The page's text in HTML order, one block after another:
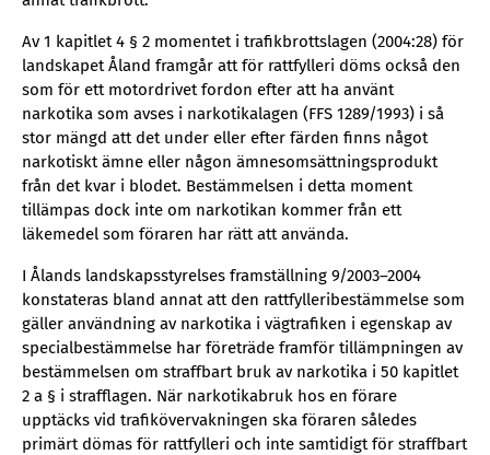
Av 1 kapitlet 4 § 2 momentet i trafikbrottslagen (2004:28) för
landskapet Åland framgår att för rattfylleri döms också den
som för ett motordrivet fordon efter att ha använt
narkotika som avses i narkotikalagen (FFS 1289/1993) i så
stor mängd att det under eller efter färden finns något
narkotiskt ämne eller någon ämnesomsättningsprodukt
från det kvar i blodet. Bestämmelsen i detta moment
tillämpas dock inte om narkotikan kommer från ett
läkemedel som föraren har rätt att använda.
I Ålands landskapsstyrelses framställning 9/2003–2004
konstateras bland annat att den rattfylleribestämmelse som
gäller användning av narkotika i vägtrafiken i egenskap av
specialbestämmelse har företräde framför tillämpningen av
bestämmelsen om straffbart bruk av narkotika i 50 kapitlet
2 a § i strafflagen. När narkotikabruk hos en förare
upptäcks vid trafikövervakningen ska föraren således
primärt dömas för rattfylleri och inte samtidigt för straffbart